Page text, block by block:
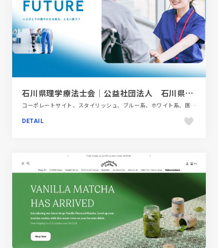
石川県理学療法士会｜公益社団法人 石川県理学療法士会
コーポレートサイト、スタイリッシュ、ブルー系、ホワイト系、医療・ヘルスケア、大きめ写真
DETAIL